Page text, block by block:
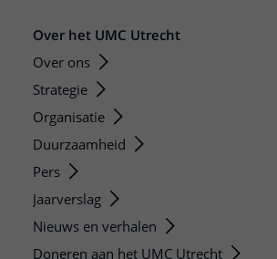
Over het UMC Utrecht
Over ons
Strategie
Organisatie
Duurzaamheid
Pers
Jaarverslag
Nieuws en verhalen
Doneren aan het UMC Utrecht